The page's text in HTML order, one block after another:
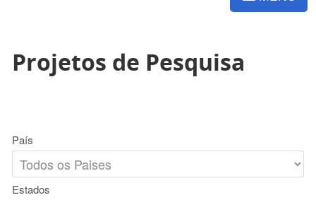
Projetos de Pesquisa
País
Estados